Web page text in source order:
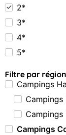
2*
3*
4*
5*
Filtre par région
Campings
Campings
Campings
Campings